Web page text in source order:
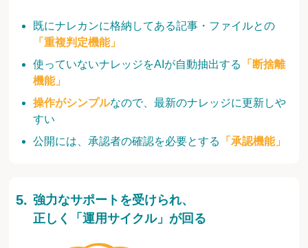
既にナレカンに格納してある記事・ファイルとの
「重複判定機能」
使っていないナレッジをAIが自動抽出する
「断捨離
機能」
操作がシンプルなので、最新のナレッジに更新しや
すい
公開には、承認者の確認を必要とする
「承認機能」
強力なサポートを受けられ、
正しく「運用サイクル」が回る